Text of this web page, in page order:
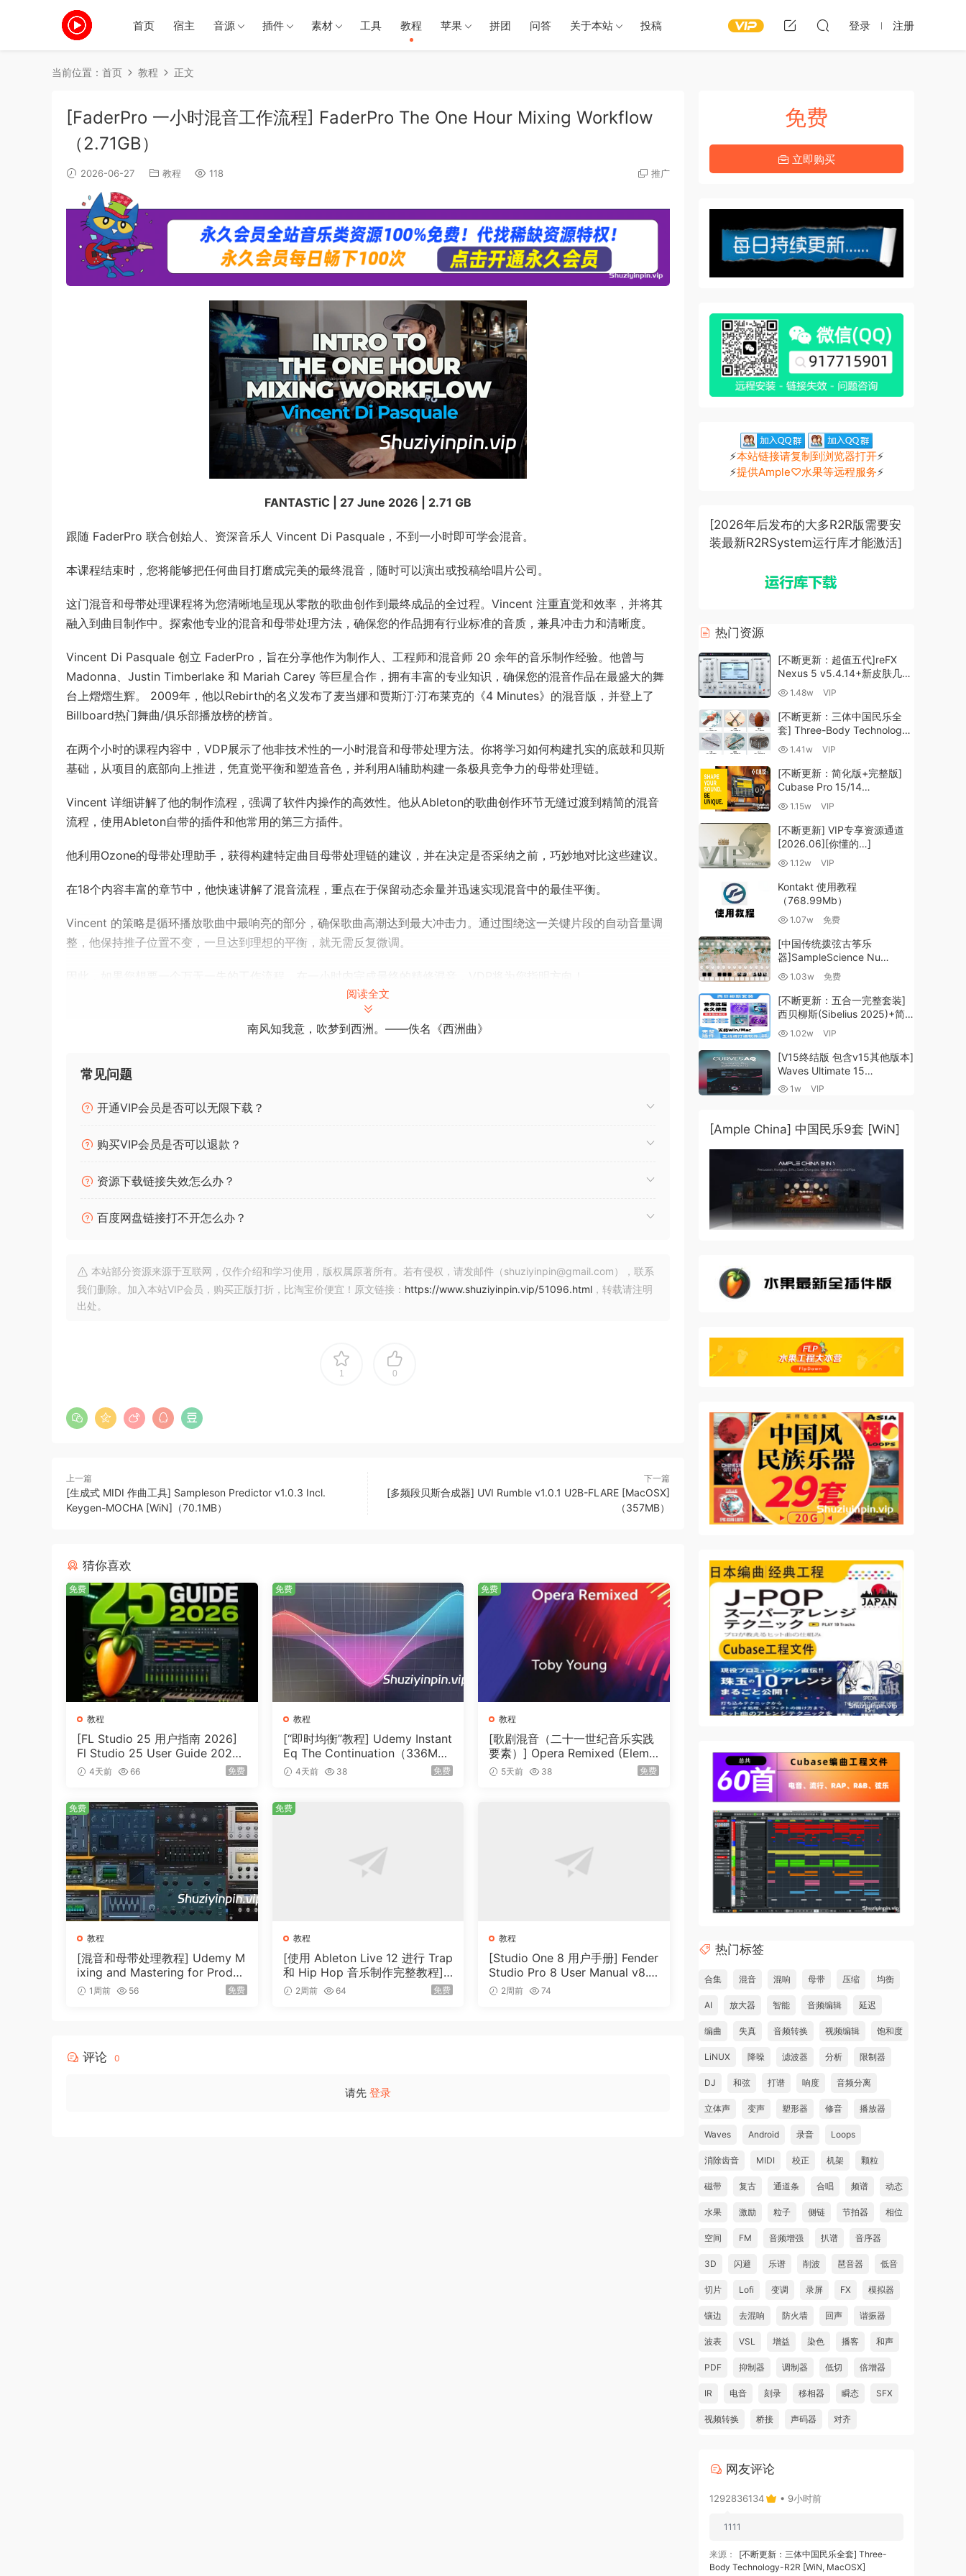
首页 宿主 音源 插件 素材 工具 教程 苹果 拼团 问答 关于本站 投稿 登录 注册
当前位置： 首页 教程 正文
[FaderPro 一小时混音工作流程] FaderPro The One Hour Mixing Workflow
（2.71GB）
2026-06-27 教程 118 推广
FANTASTiC | 27 June 2026 | 2.71 GB
跟随 FaderPro 联合​​创始人、资深音乐人 Vincent Di Pasquale，不到一小时即可学会混音。
本课程结束时，您将能够把任何曲目打磨成完美的最终混音，随时可以演出或投稿给唱片公司。
这门混音和母带处理课程将为您清晰地呈现从零散的歌曲创作到最终成品的全过程。Vincent 注重直觉和效率，并将其
融入到曲目制作中。探索他专业的混音和母带处理方法，确保您的作品拥有行业标准的音质，兼具冲击力和清晰度。
Vincent Di Pasquale 创立 FaderPro，旨在分享他作为制作人、工程师和混音师 20 余年的音乐制作经验。他曾与
Madonna、Justin Timberlake 和 Mariah Carey 等巨星合作，拥有丰富的专业知识，确保您的混音作品在最盛大的舞
台上熠熠生辉。 2009年，他以Rebirth的名义发布了麦当娜和贾斯汀·汀布莱克的《4 Minutes》的混音版，并登上了
Billboard热门舞曲/俱乐部播放榜的榜首。
在两个小时的课程内容中，VDP展示了他非技术性的一小时混音和母带处理方法。你将学习如何构建扎实的底鼓和贝斯
基础，从项目的底部向上推进，凭直觉平衡和塑造音色，并利用AI辅助构建一条极具竞争力的母带处理链。
Vincent 详细讲解了他的制作流程，强调了软件内操作的高效性。他从Ableton的歌曲创作环节无缝过渡到精简的混音
流程，使用Ableton自带的插件和他常用的第三方插件。
他利用Ozone的母带处理助手，获得构建特定曲目母带处理链的建议，并在决定是否采纳之前，巧妙地对比这些建议。
在18个内容丰富的章节中，他快速讲解了混音流程，重点在于保留动态余量并迅速实现混音中的最佳平衡。
Vincent 的策略是循环播放歌曲中最响亮的部分，确保歌曲高潮达到最大冲击力。通过围绕这一关键片段的自动音量调
整，他保持推子位置不变，一旦达到理想的平衡，就无需反复微调。
在本视频片段中，Vincent向我们展示了他推荐的主总线插件顺序。
Vincent快速演示了“The Oven”，这是他用于主总线立体声扩展的常用VST插件。
监听真实峰值
：在本视频片段中，Vincent解释了什么是“真实峰值”，以及如何通过考虑它来优化混音。
Vincent 带来了他的一小时混音工作流程课程，强调了快速决策对于专业混音和母带处理的重要性。
第二章：聚焦高潮部分
第三章：创建主总线
链 Vincent 循环播放高潮部分，运用主总线增益控制，并通过电平表来保持项目主通道的充足动态余量。
Vincent 构建了一个初始的主总线链，其中包含模拟磁带模拟、粘合压缩和立体声宽度增强。
第七章：处理主底鼓
Vincent 通过削减敲击频率、提升高频并应用陡峭的高通滤波器来去除低频浑浊，从而优化底鼓。
Vincent 雕琢高音底鼓，这是渐强部分中经过高通滤波的打击乐元素，旨在增强主底鼓在响亮段落中的高频冲击力。
第九章：平衡鼓组
Vincent 逐步取消静音，优化拍手和踩镲的平衡，并使用均衡器降低刺耳感和压缩感，以增强冲击力。
第十章：在密集的鼓组中保持空间
感Vincent 取消循环打击乐的静音，使用陡峭的高通滤波器来保持底鼓和贝斯之间的关系，并创造低频空间。
第十一章：继续平衡
Vincent 继续取消静音，有条不紊地重新平衡，并选择合适的鼓填充来保持其在混音中的预期响度。
第十二章：人声混音
Vincent 重新引入人声部分，调整音量，应用压缩，并使用自带插件打造专业的人声处理链。
第十三章：塑造和声与效果
内容 Vincent 通过调整最响亮部分的平衡，优化和弦与效果元素的平衡，进一步雕琢掩蔽频率。
第十四章：参考进度
Vincent 参考粗混版本，确认清晰度提升，并与商业发行版本进行 AB 对比，找出任何缺失之处。
第十五章：按时间顺序调整元素
Vincent 从头开始​​，处理突出的元素，使用音量自动化来保持混音中最响亮部分的平衡。
第十六章：动态自动化
Vincent 继续使用动态音量控制自动混音，并通过对前一部分进行高通滤波来增强低音部分的冲击力。
Vincent 展示了如何修改 Ozone 以创建符合当今流媒体平台响度标准化要求的流媒体母带。
阅读全文
南风知我意，吹梦到西洲。——佚名《西洲曲》
常见问题
开通VIP会员是否可以无限下载？
购买VIP会员是否可以退款？
资源下载链接失效怎么办？
百度网盘链接打不开怎么办？
本站部分资源来源于互联网，仅作介绍和学习使用，版权属原著所有。若有侵权，请发邮件（shuziyinpin@gmail.com），联系
我们删除。加入本站VIP会员，购买正版打折，比淘宝价便宜！原文链接： https://www.shuziyinpin.vip/51096.html ，转载请注明
出处。
1 0
上一篇
[生成式 MIDI 作曲工具] Sampleson Predictor v1.0.3 Incl.
Keygen-MOCHA [WiN]（70.1MB）
下一篇
[多频段贝斯合成器] UVI Rumble v1.0.1 U2B-FLARE [MacOSX]
（357MB）
猜你喜欢
教程
[FL Studio 25 用户指南 2026]
Fl Studio 25 User Guide 2026
（1MB）
4天前 66 免费
免费
教程
[“即时均衡”教程] Udemy Instant
Eq The Continuation（336M
B）4天前 38 免费
免费
教程
[歌剧混音（二十一世纪音乐实践
要素）] Opera Remixed (Eleme
nts in Twenty-First Century Mu
5天前 38 免费
免费
教程
[混音和母带处理教程] Udemy M
ixing and Mastering for Produc
ers [TUTORiAL]（6.51GB）
1周前 56 免费
免费
教程
[使用 Ableton Live 12 进行 Trap
和 Hip Hop 音乐制作完整教程]
Udemy Trap and Hip Hop Musi
2周前 64 免费
免费
教程
[Studio One 8 用户手册] Fender
Studio Pro 8 User Manual v8.1.
0-R2R（931MB）
2周前 74
评论 0
请先 登录
免费
立即购买
⚡本站链接请复制到浏览器打开⚡
⚡提供Ample♡水果等远程服务⚡
[2026年后发布的大多R2R版需要安
装最新R2RSystem运行库才能激活]
热门资源
[不断更新：超值五代]reFX
Nexus 5 v5.4.14+新皮肤几十
套+原厂+全套扩展+教程
1.48w VIP
[不断更新：三体中国民乐全
套] Three-Body Technology-
R2R [WiN, MacOSX]
1.41w VIP
[不断更新：简化版+完整版]
Cubase Pro 15/14
VR/R2R/U2B+原厂音源+插件
MacOSX]（704.0MB+）
1.15w VIP
[不断更新] VIP专享资源通道
[2026.06][你懂的…]
1.12w VIP
Kontakt 使用教程
（768.99Mb）
1.07w 免费
[中国传统拨弦古筝乐
器]SampleScience Nu
Guzheng v2.0 x64 VST
VST3 AU DECENT SAMPLER
[WiN, MacOSX]（158MB)
1.03w 免费
[不断更新：五合一完整套装]
西贝柳斯(Sibelius 2025)+简
谱插件V8+图片识别+音频识别
MacOSX]（80.48GB+）
1.02w VIP
[V15终结版 包含v15其他版本]
Waves Ultimate 15
v25.05.27+一键安装版+安装
（4.1GB+10.2GB+9.6GB）
1w VIP
[Ample China] 中国民乐9套 [WiN]
热门标签
合集 混音 混响 母带 压缩 均衡
AI 放大器 智能 音频编辑 延迟
编曲 失真 音频转换 视频编辑 饱和度
LiNUX 降噪 滤波器 分析 限制器
DJ 和弦 打谱 响度 音频分离
立体声 变声 塑形器 修音 播放器
Waves Android 录音 Loops
消除齿音 MIDI 校正 机架 颗粒
磁带 复古 通道条 合唱 频谱 动态
水果 激励 粒子 侧链 节拍器 相位
空间 FM 音频增强 扒谱 音序器
3D 闪避 乐谱 削波 琶音器 低音
切片 Lofi 变调 录屏 FX 模拟器
镶边 去混响 防火墙 回声 谐振器
波表 VSL 增益 染色 播客 和声
PDF 抑制器 调制器 低切 倍增器
IR 电音 刻录 移相器 瞬态 SFX
视频转换 桥接 声码器 对齐
网友评论
1292836134 • 9小时前
1111
来源：
[不断更新：三体中国民乐全套] Three-
Body Technology-R2R [WiN, MacOSX]